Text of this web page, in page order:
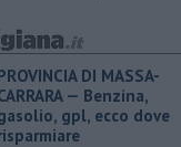
DI MASSA-
— ​Benzina,
gpl, ecco dove